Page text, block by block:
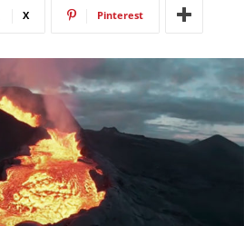
X Pinterest